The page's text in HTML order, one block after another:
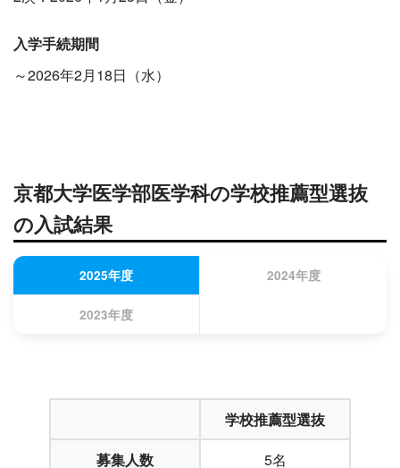
入学手続期間
～2026年2月18日（水）
京都大学医学部医学科の学校推薦型選抜
の入試結果
2025年度 2024年度
2023年度
学校推薦型選抜
募集人数
5名